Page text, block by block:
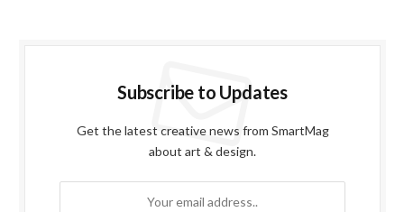
Subscribe to Updates
Get the latest creative news from SmartMag
about art & design.